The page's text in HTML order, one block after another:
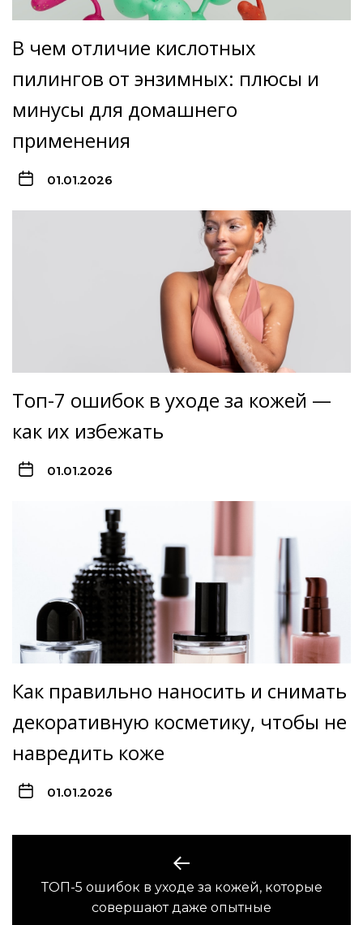
В чем отличие кислотных
пилингов от энзимных: плюсы и
минусы для домашнего
применения
01.01.2026
Топ-7 ошибок в уходе за кожей —
как их избежать
01.01.2026
Как правильно наносить и снимать
декоративную косметику, чтобы не
навредить коже
01.01.2026
Предыдущая
запись:
ТОП-5 ошибок в уходе за кожей, которые
совершают даже опытные